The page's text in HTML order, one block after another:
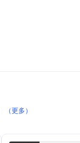
（更多）